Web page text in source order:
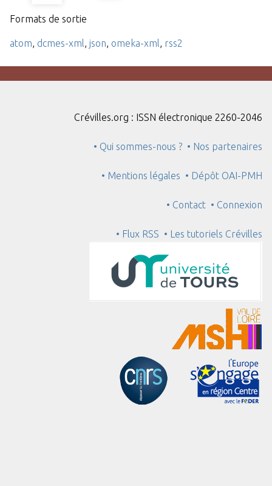
Formats de sortie
atom, dcmes-xml, json, omeka-xml, rss2
Crévilles.org : ISSN électronique 2260-2046
• Qui sommes-nous ? • Nos partenaires
• Mentions légales • Dépôt OAI-PMH
• Contact • Connexion
• Flux RSS • Les tutoriels Crévilles